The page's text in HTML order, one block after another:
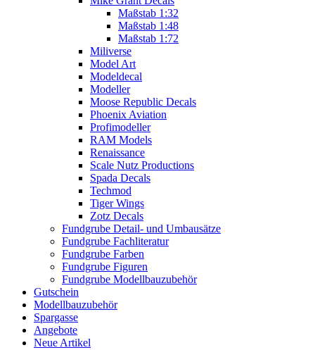
Maßstab 1:32
Maßstab 1:48
Maßstab 1:72
Miliverse
Model Art
Modeldecal
Modeller
Moose Republic Decals
Phoenix Aviation
Profimodeller
RAM Models
Renaissance
Scale Nutz Productions
Spada Decals
Techmod
Tiger Wings
Zotz Decals
Fundgrube Detail- und Umbausätze
Fundgrube Fachliteratur
Fundgrube Farben
Fundgrube Figuren
Fundgrube Modellbauzubehör
Gutschein
Modellbauzubehör
Spargasse
Angebote
Neue Artikel